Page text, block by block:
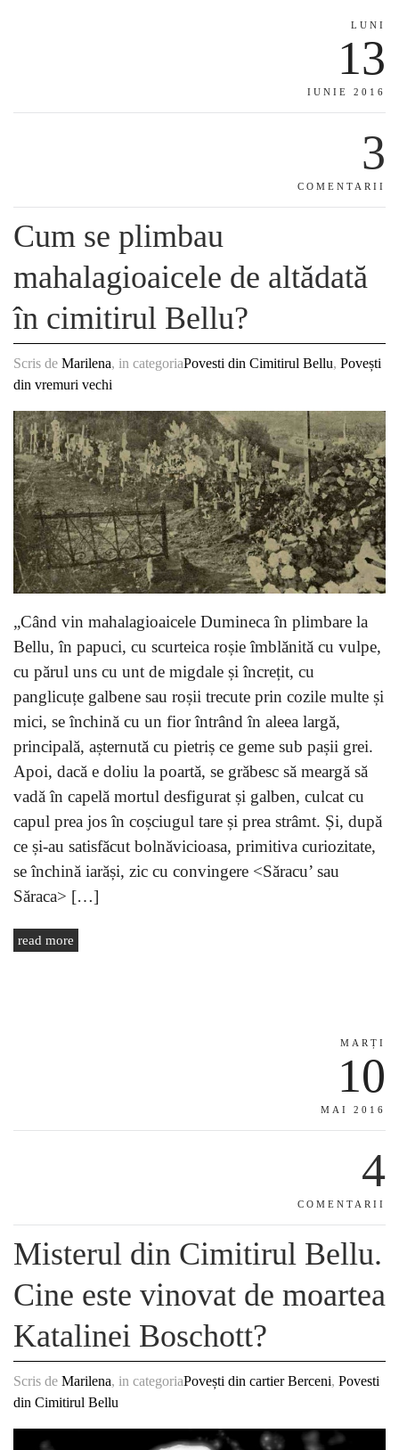
LUNI
13
IUNIE 2016
3
COMENTARII
Cum se plimbau
mahalagioaicele de altădată
în cimitirul Bellu?
Scris de Marilena, in categoriaPovesti din Cimitirul Bellu, Povești
din vremuri vechi
„Când vin mahalagioaicele Dumineca în plimbare la
Bellu, în papuci, cu scurteica roșie îmblănită cu vulpe,
cu părul uns cu unt de migdale și încrețit, cu
panglicuțe galbene sau roșii trecute prin cozile multe și
mici, se închină cu un fior întrând în aleea largă,
principală, așternută cu pietriș ce geme sub pașii grei.
Apoi, dacă e doliu la poartă, se grăbesc să meargă să
vadă în capelă mortul desfigurat și galben, culcat cu
capul prea jos în coșciugul tare și prea strâmt. Și, după
ce și-au satisfăcut bolnăvicioasa, primitiva curiozitate,
se închină iarăși, zic cu convingere <Săracu’ sau
Săraca> […]
read more
MARȚI
10
MAI 2016
4
COMENTARII
Misterul din Cimitirul Bellu.
Cine este vinovat de moartea
Katalinei Boschott?
Scris de Marilena, in categoriaPovești din cartier Berceni, Povesti
din Cimitirul Bellu